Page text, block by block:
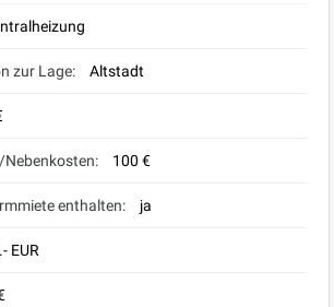
zur Lage: Altstadt
100 €
enthalten: ja
EUR